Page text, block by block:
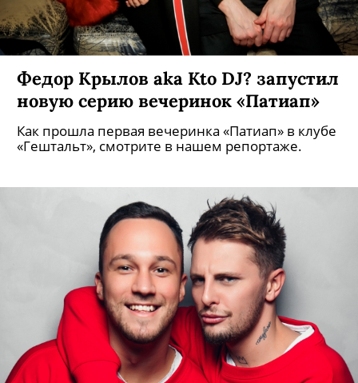
Федор Крылов aka Kto DJ? запустил
новую серию вечеринок «Патиап»
Как прошла первая вечеринка «Патиап» в клубе
«Гештальт», смотрите в нашем репортаже.